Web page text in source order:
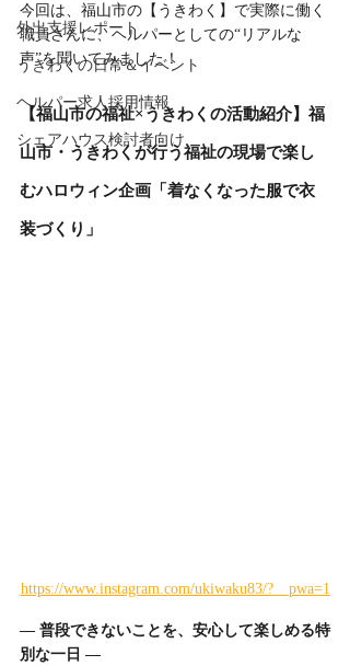
外出支援レポート
うきわくの日常＆イベント
ヘルパー求人採用情報
シェアハウス検討者向け
今回は、福山市の【うきわく】で実際に働く
職員さんに、ヘルパーとしての“リアルな
声”を聞いてみました！
【福山市の福祉×うきわくの活動紹介】福
山市・うきわくが行う福祉の現場で楽し
むハロウィン企画「着なくなった服で衣
装づくり」
https://www.instagram.com/ukiwaku83/?__pwa=1
― 普段できないことを、安心して楽しめる特
別な一日 ―